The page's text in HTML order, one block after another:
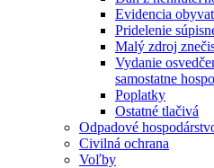
Evidencia
Pridelenie
Malý zdroj
Vydanie
samostatne
Poplatky
Ostatné tlačivá
Odpadové
Civilná ochrana
Voľby